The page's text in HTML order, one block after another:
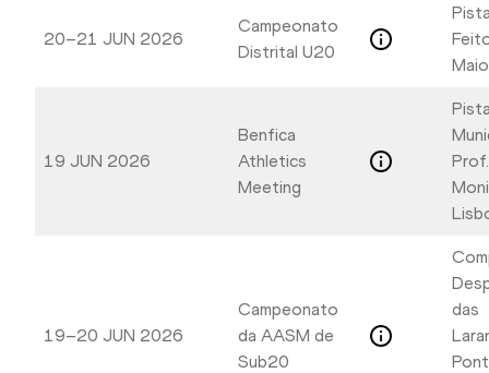
20–21 JUN 2026
Campeonato
Distrital U20
19 JUN 2026
Benfica
Athletics
Meeting
19–20 JUN 2026
Campeonato
da AASM de
Sub20
das